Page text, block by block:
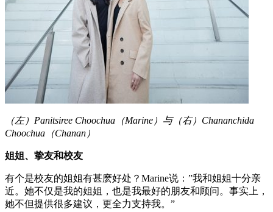
（左） Panitsiree Choochua （Marine ）与（右） Chananchida
Choochua （Chanan ）
姐姐、挚友和校友
有个是校友的姐姐有甚麽好处？Marine说：”我和姐姐十分亲
近。她不仅是我的姐姐，也是我最好的朋友和顾问。事实上，
她不但提供很多建议，更全力支持我。”